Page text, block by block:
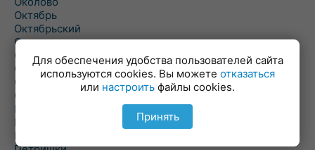
Октябрь
Октябрьский
Олехновичи
Омговичи
Оношки
Осовец
Острошицкий Городок
Пасека
Пастовичи
Першаи
Для обеспечения удобства пользователей сайта
используются cookies. Вы можете отказаться
или настроить файлы cookies.
Принять